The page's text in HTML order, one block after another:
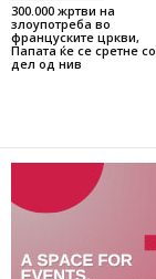
300.000 жртви на
злоупотреба во
француските цркви,
Папата ќе се сретне со
дел од нив